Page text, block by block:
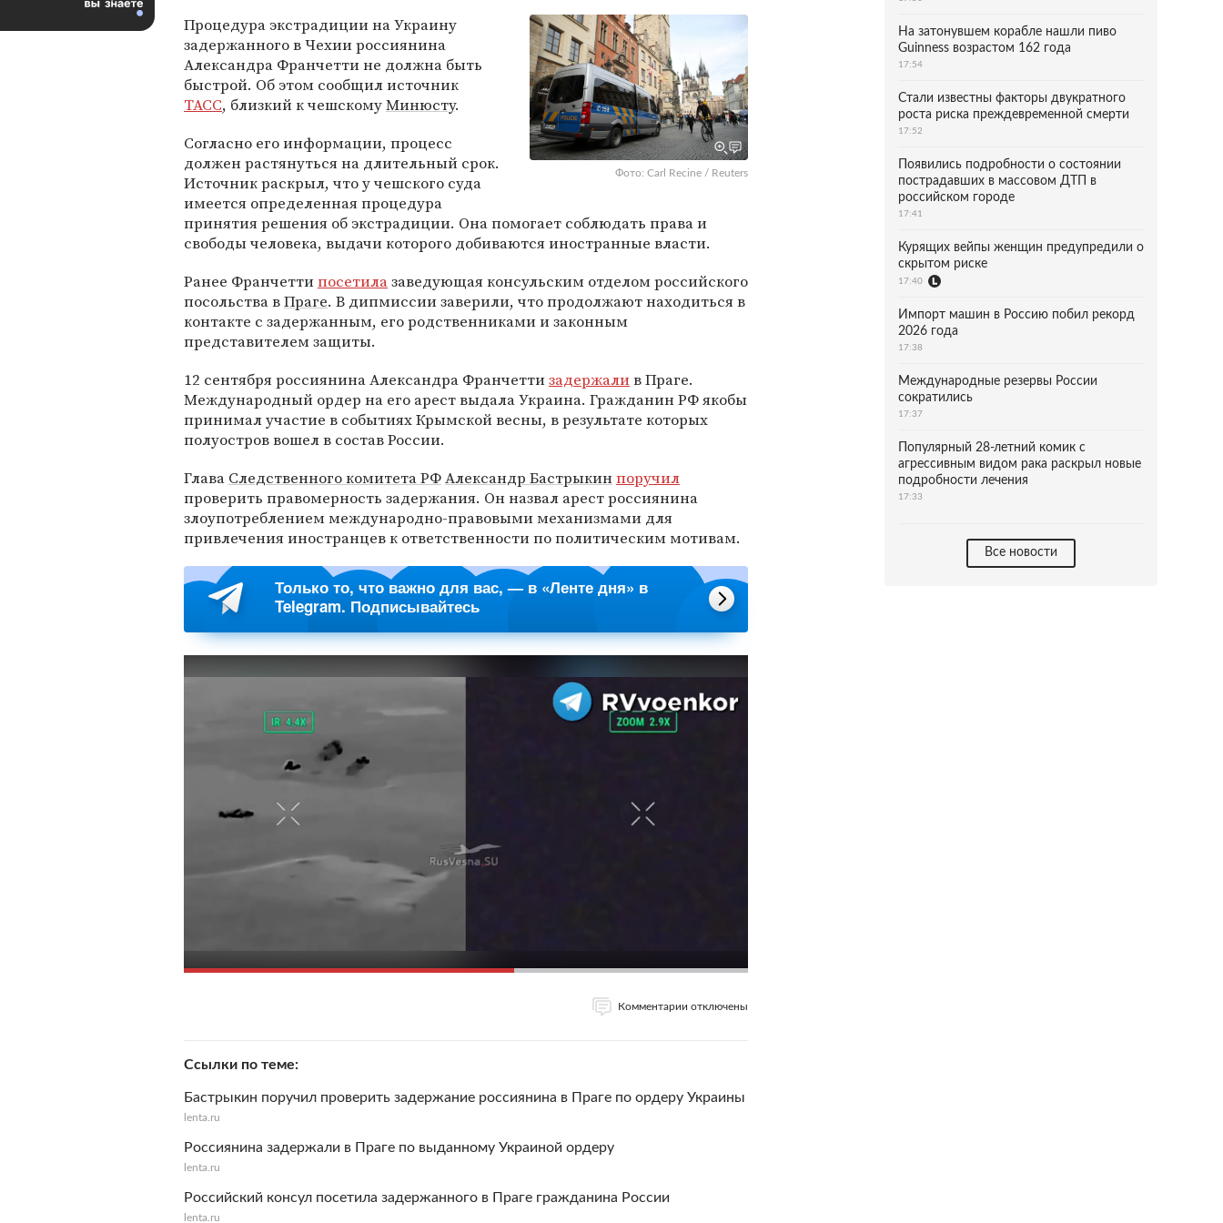
Фото: Carl Recine / Reuters
Процедура экстрадиции на Украину
задержанного в Чехии россиянина
Александра Франчетти не должна быть
быстрой. Об этом сообщил источник
ТАСС, близкий к чешскомуМинюсту.
Согласно его информации, процесс
должен растянуться на длительный срок.
Источник раскрыл, что у чешского суда
имеется определенная процедура
принятия решения об экстрадиции. Она помогает соблюдать права и
свободы человека, выдачи которого добиваются иностранные власти.
Ранее Франчеттипосетилазаведующая консульским отделом российского
посольства вПраге. В дипмиссии заверили, что продолжают находиться в
контакте с задержанным, его родственниками и законным
представителем защиты.
12 сентября россиянина Александра Франчеттизадержалив Праге.
Международный ордер на его арест выдала Украина. Гражданин РФ якобы
принимал участие в событиях Крымской весны, в результате которых
полуостров вошел в состав России.
Глава Следственного комитета РФАлександр Бастрыкинпоручил
проверить правомерность задержания. Он назвал арест россиянина
злоупотреблением международно-правовыми механизмами для
привлечения иностранцев к ответственности по политическим мотивам.
Только то, что важно для вас, — в «Ленте дня» в
Telegram. Подписывайтесь
Комментарии отключены
Ссылки по теме
Бастрыкин поручил проверить задержание россиянина в Праге по ордеру Украины
lenta.ru
Россиянина задержали в Праге по выданному Украиной ордеру
lenta.ru
Российский консул посетила задержанного в Праге гражданина России
lenta.ru
На затонувшем корабле нашли пиво
Guinness возрастом 162 года
17:54
Стали известны факторы двукратного
роста риска преждевременной смерти
17:52
Появились подробности о состоянии
пострадавших в массовом ДТП в
российском городе
17:41
Курящих вейпы женщин предупредили о
скрытом риске
17:40
Импорт машин в Россию побил рекорд
2026 года
17:38
Международные резервы России
сократились
17:37
Популярный 28-летний комик с
агрессивным видом рака раскрыл новые
подробности лечения
17:33
Все новости